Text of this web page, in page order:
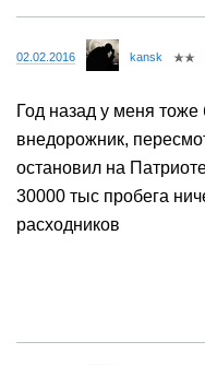
02.02.2016 kansk
Год назад у меня
внедорожник,
остановил на
30000 тыс пробега
расходников